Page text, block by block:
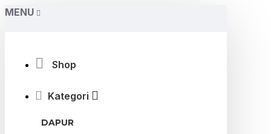
MENU
Shop
Kategori
DAPUR